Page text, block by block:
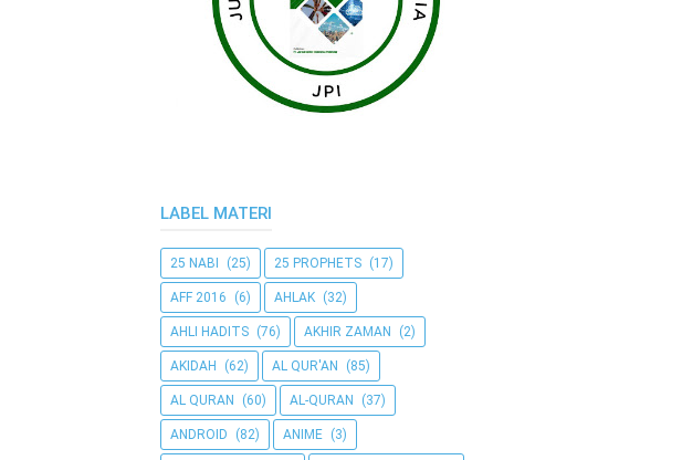
LABEL MATERI
25 NABI (25) 25 PROPHETS (17)
AFF 2016 (6) AHLAK (32)
AHLI HADITS (76) AKHIR ZAMAN (2)
AKIDAH (62) AL QUR'AN (85)
AL QURAN (60) AL-QURAN (37)
ANDROID (82) ANIME (3)